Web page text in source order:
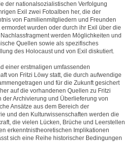
der nationalsozialistischen Verfolgung
Exil zwei Fotoalben her, die der
von Familienmitgliedern und Freunden
wurden oder durch ihr Exil über die
werden Möglichkeiten und
Quellen sowie als spezifisches
des Holocaust und von Exil diskutiert.
einer erstmaligen umfassenden
von Fritzi Löwy statt, die durch aufwendige
und für die Zukunft gesichert
auf die vorhandenen Quellen zu Fritzi
Archivierung und Überlieferung von
Ansätze aus dem Bereich der
und den Kulturwissenschaften werden die
die vielen Lücken, Brüche und Leerstellen
erkenntnistheoretischen Implikationen
sich eine Reihe historischer Bedingungen